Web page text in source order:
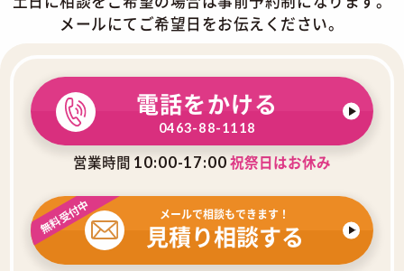
メールにてご希望日をお伝えください。
電話をかける
0463-88-1118
営業時間 10:00-17:00祝祭日はお休み
無料受付中 メールで相談もできます！
見積り相談する